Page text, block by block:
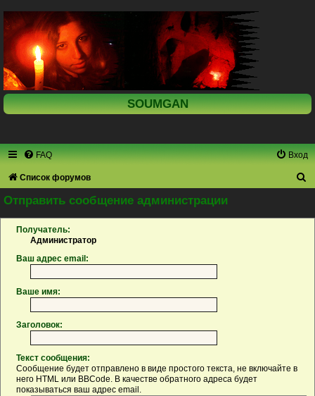
SOUMGAN
FAQ Вход
Список форумов
Отправить сообщение администрации
Получатель:
Администратор
Ваш адрес email:
Ваше имя:
Заголовок:
Текст сообщения:
Сообщение будет отправлено в виде простого текста, не включайте в
него HTML или BBCode. В качестве обратного адреса будет
показываться ваш адрес email.